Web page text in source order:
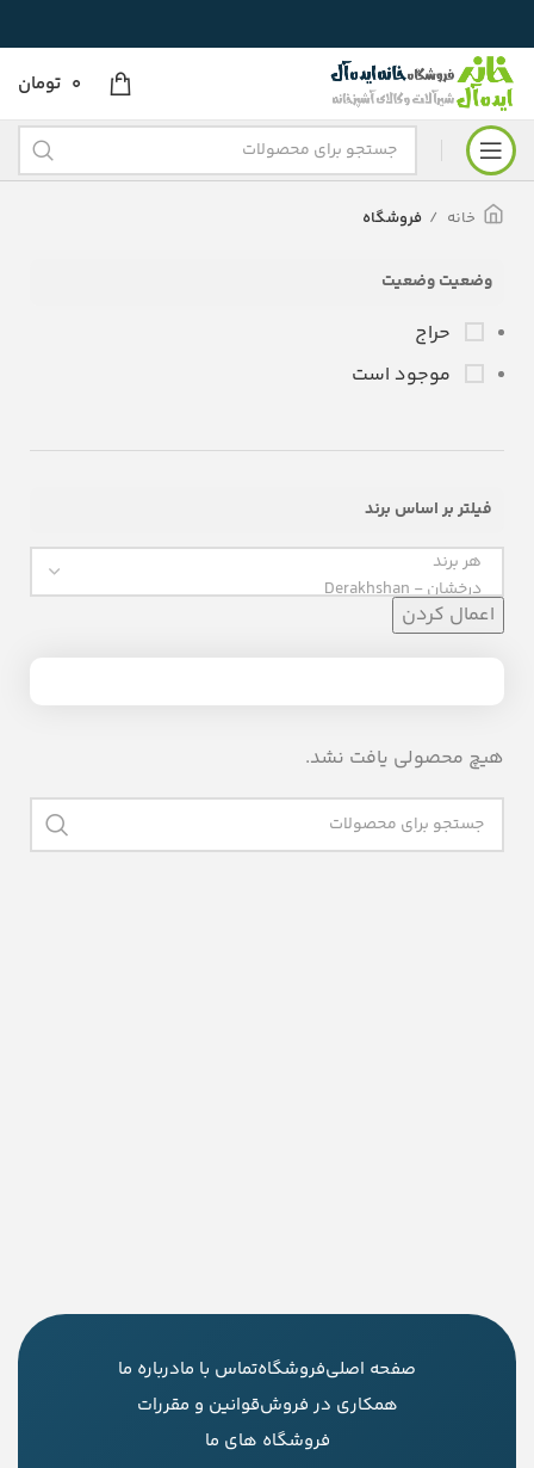
0 تومان
خانه فروشگاه
وضعیت وضعیت
حراج
موجود است
فیلتر بر اساس برند
اعمال کردن
هیچ محصولی یافت نشد.
صفحه اصلیفروشگاهتماس با مادرباره ما
همکاری در فروشقوانین و مقررات
فروشگاه های ما